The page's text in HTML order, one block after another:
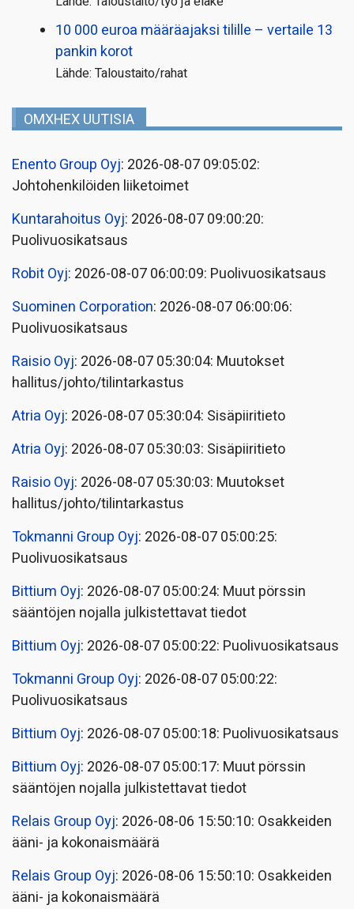
10 000 euroa määräajaksi tilille – vertaile 13
pankin korot
Lähde: Taloustaito/rahat
OMXHEX UUTISIA
Enento Group Oyj: 2026-08-07 09:05:02:
Johtohenkilöiden liiketoimet
Kuntarahoitus Oyj: 2026-08-07 09:00:20:
Puolivuosikatsaus
Robit Oyj: 2026-08-07 06:00:09: Puolivuosikatsaus
Suominen Corporation: 2026-08-07 06:00:06:
Puolivuosikatsaus
Raisio Oyj: 2026-08-07 05:30:04: Muutokset
hallitus/johto/tilintarkastus
Atria Oyj: 2026-08-07 05:30:04: Sisäpiiritieto
Atria Oyj: 2026-08-07 05:30:03: Sisäpiiritieto
Raisio Oyj: 2026-08-07 05:30:03: Muutokset
hallitus/johto/tilintarkastus
Tokmanni Group Oyj: 2026-08-07 05:00:25:
Puolivuosikatsaus
Bittium Oyj: 2026-08-07 05:00:24: Muut pörssin
sääntöjen nojalla julkistettavat tiedot
Bittium Oyj: 2026-08-07 05:00:22: Puolivuosikatsaus
Tokmanni Group Oyj: 2026-08-07 05:00:22:
Puolivuosikatsaus
Bittium Oyj: 2026-08-07 05:00:18: Puolivuosikatsaus
Bittium Oyj: 2026-08-07 05:00:17: Muut pörssin
sääntöjen nojalla julkistettavat tiedot
Relais Group Oyj: 2026-08-06 15:50:10: Osakkeiden
ääni- ja kokonaismäärä
Relais Group Oyj: 2026-08-06 15:50:10: Osakkeiden
ääni- ja kokonaismäärä